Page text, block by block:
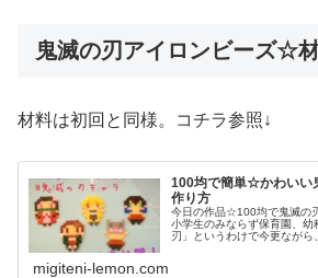
鬼滅の刃アイロンビーズ☆
材料は初回と同様。コチラ参照↓
100均で簡単☆かわいい
作り方
今日の作品☆100均で鬼滅の
小学生のみならず保育園、
刃」というわけで今更ながら
migiteni-lemon.com